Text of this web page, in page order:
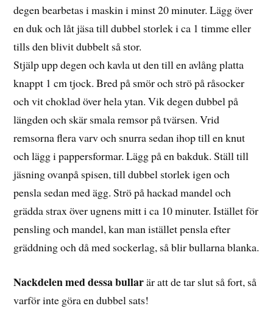
degen bearbetas i maskin i minst 20 minuter. Lägg över
en duk och låt jäsa till dubbel storlek i ca 1 timme eller
tills den blivit dubbelt så stor.
Stjälp upp degen och kavla ut den till en avlång platta
knappt 1 cm tjock. Bred på smör och strö på råsocker
och vit choklad över hela ytan. Vik degen dubbel på
längden och skär smala remsor på tvärsen. Vrid
remsorna flera varv och snurra sedan ihop till en knut
och lägg i pappersformar. Lägg på en bakduk. Ställ till
jäsning ovanpå spisen, till dubbel storlek igen och
pensla sedan med ägg. Strö på hackad mandel och
grädda strax över ugnens mitt i ca 10 minuter. Istället för
pensling och mandel, kan man istället pensla efter
gräddning och då med sockerlag, så blir bullarna blanka.
Nackdelen med dessa bullarär att de tar slut så fort, så
varför inte göra en dubbel sats!